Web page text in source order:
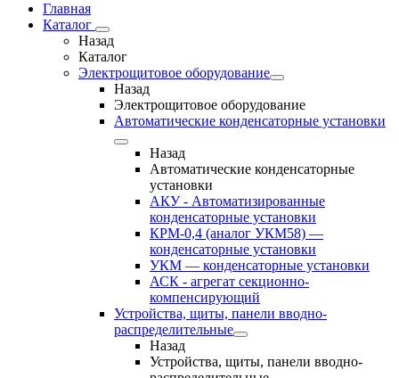
Главная
Каталог
Назад
Каталог
Электрощитовое оборудование
Назад
Электрощитовое оборудование
Автоматические конденсаторные установки
Назад
Автоматические конденсаторные
установки
АКУ - Автоматизированные
конденсаторные установки
КРМ-0,4 (аналог УКМ58) —
конденсаторные установки
УКМ — конденсаторные установки
АСК - агрегат секционно-
компенсирующий
Устройства, щиты, панели вводно-
распределительные
Назад
Устройства, щиты, панели вводно-